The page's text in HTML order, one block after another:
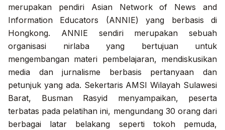
merupakan pendiri Asian Network of News and
Information Educators (ANNIE) yang berbasis di
Hongkong. ANNIE sendiri merupakan sebuah
organisasi nirlaba yang bertujuan untuk
mengembangan materi pembelajaran, mendiskusikan
media dan jurnalisme berbasis pertanyaan dan
petunjuk yang ada. Sekertaris AMSI Wilayah Sulawesi
Barat, Busman Rasyid menyampaikan, peserta
terbatas pada pelatihan ini, mengundang 30 orang dari
berbagai latar belakang seperti tokoh pemuda,